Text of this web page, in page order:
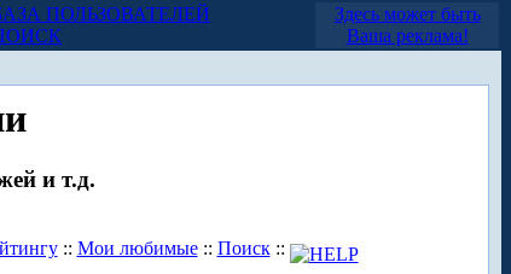
ПОЛЬЗОВАТЕЛЕЙ
Здесь может быть
Ваша реклама!
и т.д.
:: Мои любимые:: Поиск::